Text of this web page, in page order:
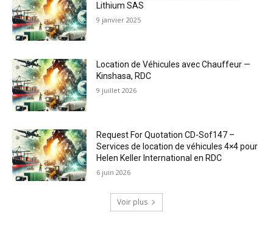
Lithium SAS
9 janvier 2025
Location de Véhicules avec Chauffeur —
Kinshasa, RDC
9 juillet 2026
Request For Quotation CD-Sof147 –
Services de location de véhicules 4×4 pour
Helen Keller International en RDC
6 juin 2026
Voir plus